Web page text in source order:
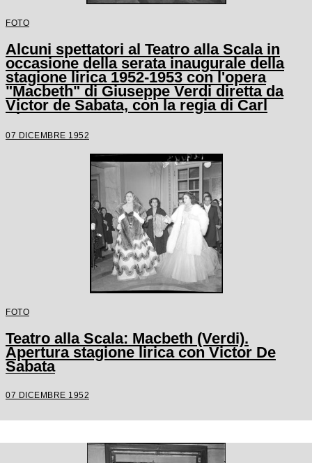
FOTO
Alcuni spettatori al Teatro alla Scala in
occasione della serata inaugurale della
stagione lirica 1952-1953 con l'opera
"Macbeth" di Giuseppe Verdi diretta da
Victor de Sabata, con la regia di Carl
Ebert
07 DICEMBRE 1952
FOTO
Teatro alla Scala: Macbeth (Verdi).
Apertura stagione lirica con Victor De
Sabata
07 DICEMBRE 1952